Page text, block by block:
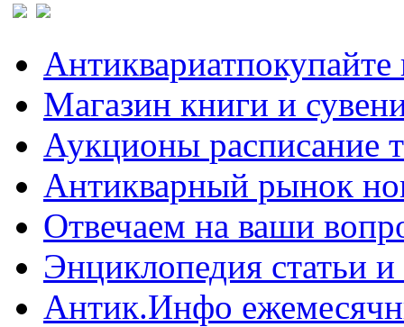
Антиквариатпокупайте
Магазин книги и
Аукционы расписание
Антикварный рынок
Отвечаем на ваши
Энциклопедия статьи
Антик.Инфо